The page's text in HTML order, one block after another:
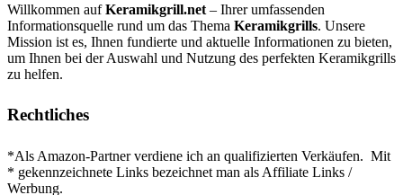
Willkommen aufKeramikgrill.net – Ihrer umfassenden
Informationsquelle rund um das Thema Keramikgrills. Unsere
Mission ist es, Ihnen fundierte und aktuelle Informationen zu bieten,
um Ihnen bei der Auswahl und Nutzung des perfekten Keramikgrills
zu helfen.
Rechtliches
*Als Amazon-Partner verdiene ich an qualifizierten Verkäufen. Mit
* gekennzeichnete Links bezeichnet man als Affiliate Links /
Werbung.